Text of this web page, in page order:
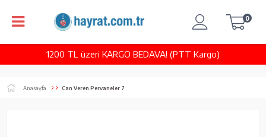
1200 TL üzeri KARGO BEDAVA! (PTT Kargo)
0
Anasayfa Can Veren Pervaneler 7